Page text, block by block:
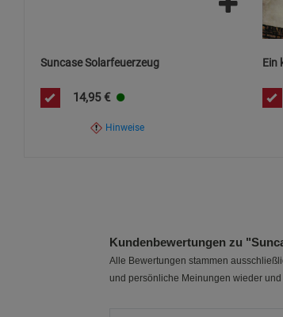
Suncase Solarfeuerzeug
14,95 €
Hinweise
Ein
Kundenbewertungen zu
Alle Bewertungen stammen
und persönliche Meinungen wieder